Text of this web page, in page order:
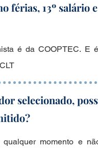
férias, 13º salário
é da COOPTEC. E
selecionado,
momento e